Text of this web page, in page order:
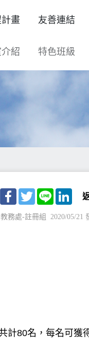
畫 友善連結
紹 特色班級
Facebook
TwitterLine
教務處-註冊組 2020/05/21
計80名，每名可獲